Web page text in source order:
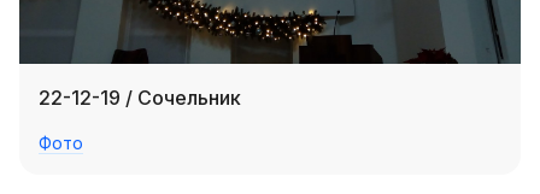
Пасторское наставление
Проповеди
Серии проповедей
Трансляции
22-12-19 / Сочельник
Фото